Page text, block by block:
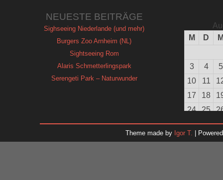
NEUESTE BEITRÄGE
Sighseeing Niederlande (und mehr)
Burgers Zoo Arnheim (NL)
Sightseeing Rom
Alaris Schmetterlingspark
Serengeti Park – Naturwunder
M
D
3 4
5
10
11
17
18
24
25
31
Theme made by Igor T. |